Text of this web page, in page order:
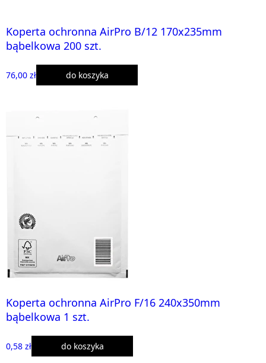
Koperta ochronna AirPro B/12 170x235mm
bąbelkowa 200 szt.
76,00 zł do koszyka
Koperta ochronna AirPro F/16 240x350mm
bąbelkowa 1 szt.
0,58 zł do koszyka